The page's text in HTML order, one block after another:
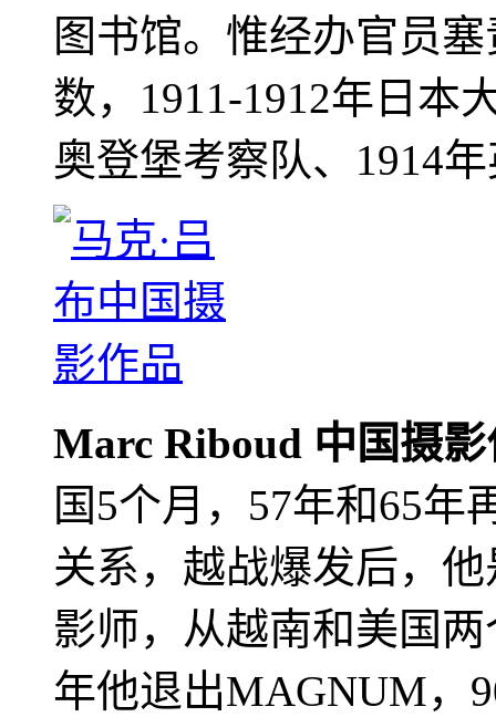
图书馆。惟经办官员
数，1911-1912年日本
奥登堡考察队、1914
Marc Riboud 中国摄
国5个月，57年和65年
关系，越战爆发后，
影师，从越南和美国
年他退出MAGNUM，